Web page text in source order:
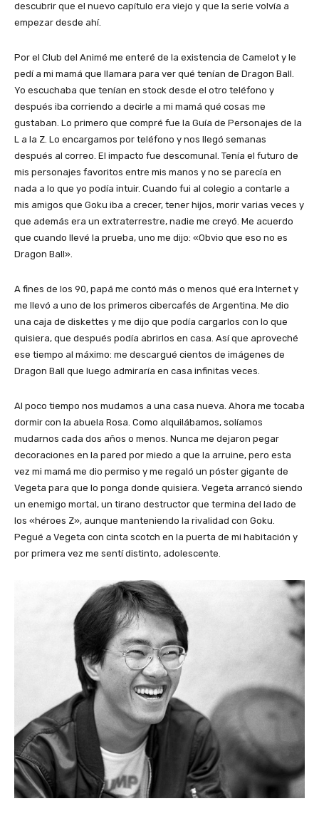
descubrir que el nuevo capítulo era viejo y que la serie volvía a
empezar desde ahí.
Por el Club del Animé me enteré de la existencia de Camelot y le
pedí a mi mamá que llamara para ver qué tenían de Dragon Ball.
Yo escuchaba que tenían en stock desde el otro teléfono y
después iba corriendo a decirle a mi mamá qué cosas me
gustaban. Lo primero que compré fue la Guía de Personajes de la
L a la Z. Lo encargamos por teléfono y nos llegó semanas
después al correo. El impacto fue descomunal. Tenía el futuro de
mis personajes favoritos entre mis manos y no se parecía en
nada a lo que yo podía intuir. Cuando fui al colegio a contarle a
mis amigos que Goku iba a crecer, tener hijos, morir varias veces y
que además era un extraterrestre, nadie me creyó. Me acuerdo
que cuando llevé la prueba, uno me dijo: «Obvio que eso no es
Dragon Ball».
A fines de los 90, papá me contó más o menos qué era Internet y
me llevó a uno de los primeros cibercafés de Argentina. Me dio
una caja de diskettes y me dijo que podía cargarlos con lo que
quisiera, que después podía abrirlos en casa. Así que aproveché
ese tiempo al máximo: me descargué cientos de imágenes de
Dragon Ball que luego admiraría en casa infinitas veces.
Al poco tiempo nos mudamos a una casa nueva. Ahora me tocaba
dormir con la abuela Rosa. Como alquilábamos, solíamos
mudarnos cada dos años o menos. Nunca me dejaron pegar
decoraciones en la pared por miedo a que la arruine, pero esta
vez mi mamá me dio permiso y me regaló un póster gigante de
Vegeta para que lo ponga donde quisiera. Vegeta arrancó siendo
un enemigo mortal, un tirano destructor que termina del lado de
los «héroes Z», aunque manteniendo la rivalidad con Goku.
Pegué a Vegeta con cinta scotch en la puerta de mi habitación y
por primera vez me sentí distinto, adolescente.